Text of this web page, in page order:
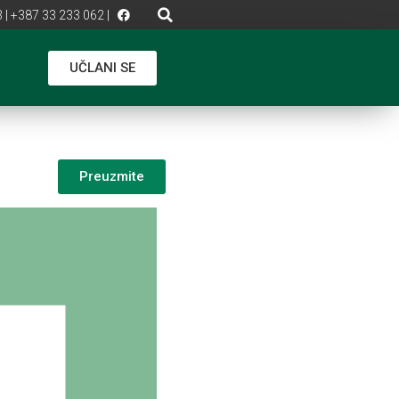
+387 33 233 062 |
UČLANI SE
Preuzmite